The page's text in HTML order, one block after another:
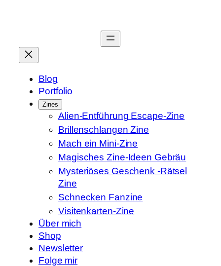
Blog
Portfolio
Zines
Alien-Entführung Escape-Zine
Brillenschlangen Zine
Mach ein Mini-Zine
Magisches Zine-Ideen Gebräu
Mysteriöses Geschenk -Rätsel
Zine
Schnecken Fanzine
Visitenkarten-Zine
Über mich
Shop
Newsletter
Folge mir